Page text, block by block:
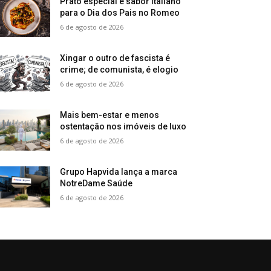
para o Dia dos Pais no Romeo
6 de agosto de 2026
Xingar o outro de fascista é
crime; de comunista, é elogio
6 de agosto de 2026
Mais bem-estar e menos
ostentação nos imóveis de luxo
6 de agosto de 2026
Grupo Hapvida lança a marca
NotreDame Saúde
6 de agosto de 2026